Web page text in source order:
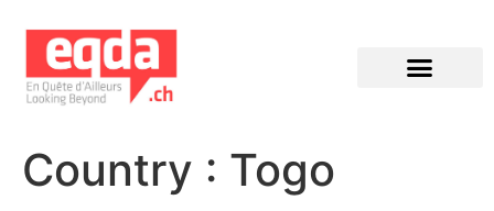
Country : Togo